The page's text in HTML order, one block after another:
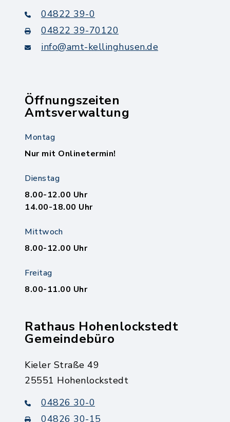
04822 39-0
04822 39-70120
info@amt-kellinghusen.de
Öffnungszeiten
Amtsverwaltung
Montag
Nur mit Onlinetermin!
Dienstag
8.00-12.00 Uhr
14.00-18.00 Uhr
Mittwoch
8.00-12.00 Uhr
Freitag
8.00-11.00 Uhr
Rathaus Hohenlockstedt
Gemeindebüro
Kieler Straße 49
25551 Hohenlockstedt
04826 30-0
04826 30-15